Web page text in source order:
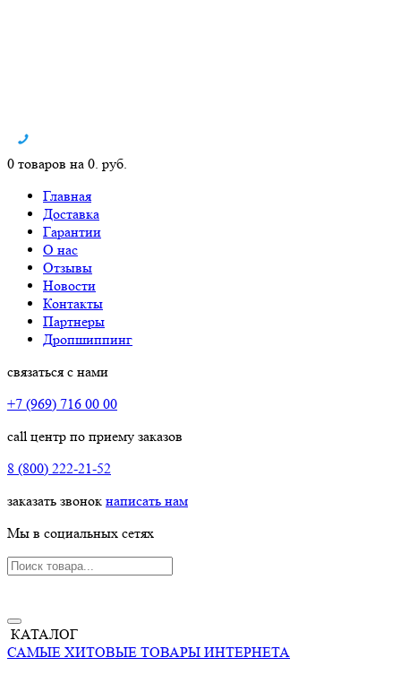
0 товаров на 0. руб.
Главная
Доставка
Гарантии
О нас
Отзывы
Новости
Контакты
Партнеры
Дропшиппинг
связаться с нами
+7 (969) 716 00 00
call центр по приему заказов
8 (800) 222-21-52
заказать звонок написать нам
Мы в социальных сетях
КАТАЛОГ
САМЫЕ ХИТОВЫЕ ТОВАРЫ ИНТЕРНЕТА